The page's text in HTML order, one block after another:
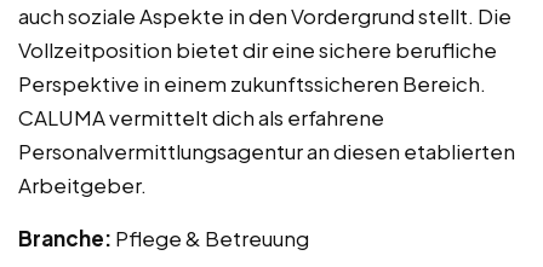
auch soziale Aspekte in den Vordergrund stellt. Die
Vollzeitposition bietet dir eine sichere berufliche
Perspektive in einem zukunftssicheren Bereich.
CALUMA vermittelt dich als erfahrene
Personalvermittlungsagentur an diesen etablierten
Arbeitgeber.
Branche: Pflege & Betreuung